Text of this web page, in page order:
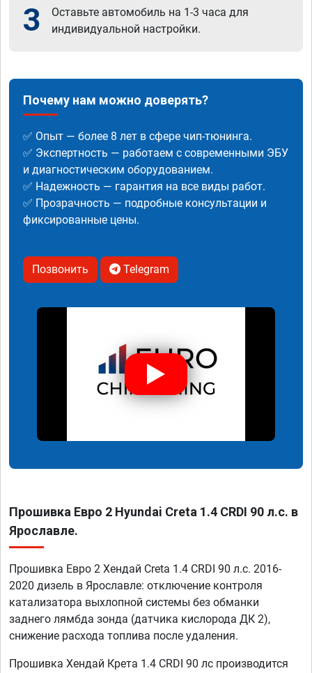
3
Оставьте автомобиль на 1-3 часа для
индивидуальной настройки.
Почему нам можно доверять?
✅ Опыт — более 8 лет в сфере чип-тюнинга.
✅ Экспертность — работаем с современными ЭБУ
и диагностическим оборудованием.
✅ Надежность — гарантия на все виды работ.
✅ Прозрачность — подробные консультации и
фиксированные цены.
Позвонить Telegram
Прошивка Евро 2 Hyundai Creta 1.4 CRDI 90 л.с. в
Ярославле.
Прошивка Евро 2 Хендай Creta 1.4 CRDI 90 л.с. 2016-
2020 дизель в Ярославле: отключение контроля
катализатора выхлопной системы без обманки
заднего лямбда зонда (датчика кислорода ДК 2),
снижение расхода топлива после удаления.
Прошивка Хендай Крета 1.4 CRDI 90 лс производится